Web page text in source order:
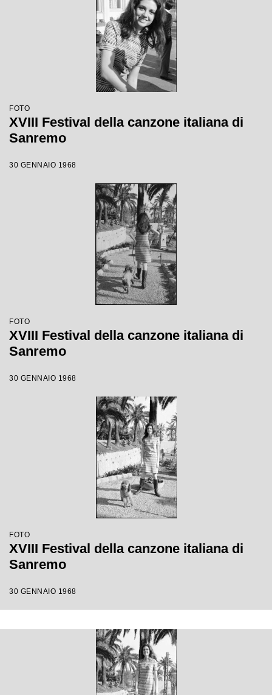
FOTO
XVIII Festival della canzone italiana di
Sanremo
30 GENNAIO 1968
FOTO
XVIII Festival della canzone italiana di
Sanremo
30 GENNAIO 1968
FOTO
XVIII Festival della canzone italiana di
Sanremo
30 GENNAIO 1968